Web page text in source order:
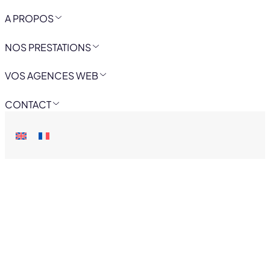
A PROPOS
NOS PRESTATIONS
VOS AGENCES WEB
CONTACT